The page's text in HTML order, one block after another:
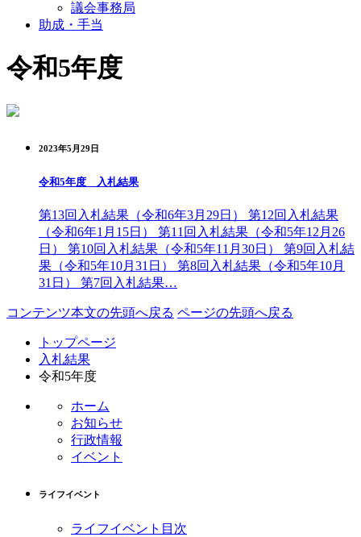
議会事務局
助成・手当
令和5年度
2023年5月29日
令和5年度 入札結果
第13回入札結果（令和6年3月29日） 第12回入札結果
（令和6年1月15日） 第11回入札結果（令和5年12月26
日） 第10回入札結果（令和5年11月30日） 第9回入札結
果（令和5年10月31日） 第8回入札結果（令和5年10月
31日） 第7回入札結果…
コンテンツ本文の先頭へ戻る ページの先頭へ戻る
トップページ
入札結果
令和5年度
ホーム
お知らせ
行政情報
イベント
ライフイベント
ライフイベント目次